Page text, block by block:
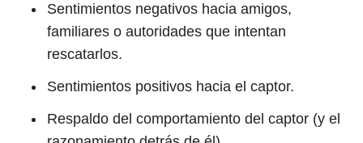
Sentimientos negativos hacia amigos,
familiares o autoridades que intentan
rescatarlos.
Sentimientos positivos hacia el captor.
Respaldo del comportamiento del captor (y el